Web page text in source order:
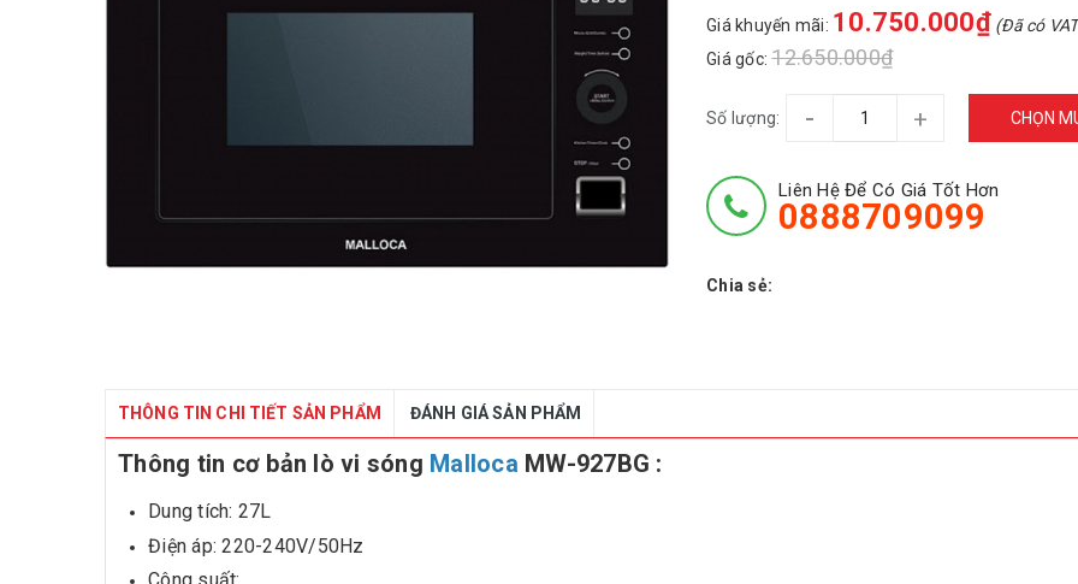
Giá khuyến mãi: 10.750.000₫ (Đã có
Giá gốc:12.650.000₫
Số lượng: - + CHỌN
Liên Hệ Để Có Giá Tốt Hơn
0888709099
Chia sẻ:
THÔNG TIN CHI TIẾT SẢN PHẨM ĐÁNH GIÁ SẢN PHẨM
Thông tin cơ bản lò vi sóng Malloca MW-927BG :
Dung tích: 27L
Điện áp: 220-240V/50Hz